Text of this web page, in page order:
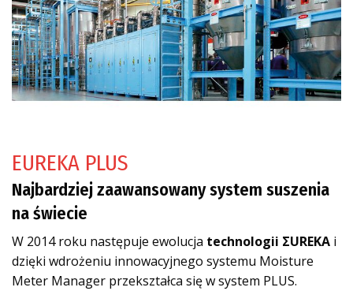
EUREKA PLUS
Najbardziej zaawansowany system suszenia
na świecie
W 2014 roku następuje ewolucja technologii ΣUREKA i
dzięki wdrożeniu innowacyjnego systemu Moisture
Meter Manager przekształca się w system PLUS.